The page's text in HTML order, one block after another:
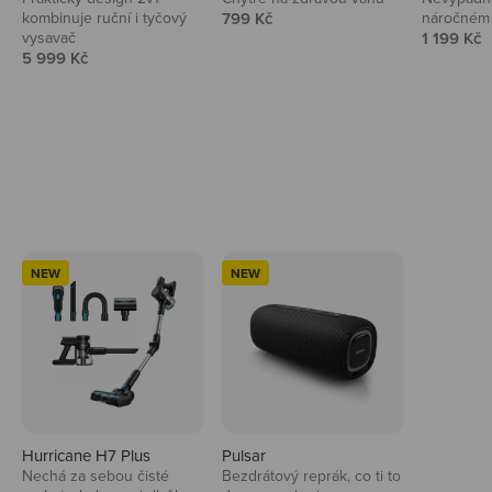
kombinuje ruční i tyčový
vysavač
Prodejní cena
5 999 Kč
Prodejní cena
799 Kč
Prodejní
1 199 Kč
NEW
Hurricane H7 Plus
Nechá za sebou čisté
NEW
Pulsar
Bezdrátový reprák, co ti to